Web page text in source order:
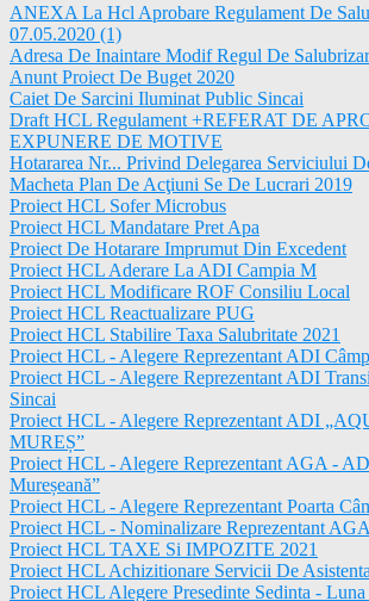
ANEXA La Hcl Aprobare Regulament De
07.05.2020 (1)
Adresa De Inaintare Modif Regul De
Anunt Proiect De Buget 2020
Caiet De Sarcini Iluminat Public Sincai
Draft HCL Regulament +REFERAT DE
EXPUNERE DE MOTIVE
Hotararea Nr... Privind Delegarea Serviciului
Macheta Plan De Acţiuni Se De Lucrari 2019
Proiect HCL Sofer Microbus
Proiect HCL Mandatare Pret Apa
Proiect De Hotarare Imprumut Din Excedent
Proiect HCL Aderare La ADI Campia M
Proiect HCL Modificare ROF Consiliu Local
Proiect HCL Reactualizare PUG
Proiect HCL Stabilire Taxa Salubritate 2021
Proiect HCL - Alegere Reprezentant ADI
Proiect HCL - Alegere Reprezentant ADI
Sincai
Proiect HCL - Alegere Reprezentant ADI
MUREȘ”
Proiect HCL - Alegere Reprezentant AGA -
Mureșeană”
Proiect HCL - Alegere Reprezentant Poarta
Proiect HCL - Nominalizare Reprezentant
Proiect HCL TAXE Si IMPOZITE 2021
Proiect HCL Achizitionare Servicii De
Proiect HCL Alegere Presedinte Sedinta -